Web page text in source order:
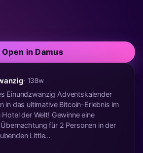
Open in Damus
· 138w
Einundzwanzig Adventskalender
in das ultimative Bitcoin-Erlebnis im
Hotel der Welt! Gewinne eine
für 2 Personen in der
Little...